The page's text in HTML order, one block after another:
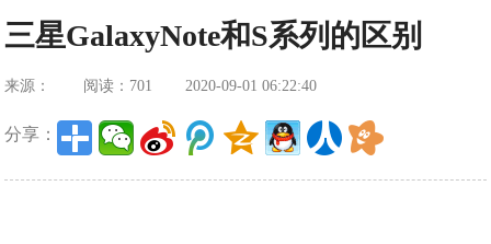
三星GalaxyNote和S系列的区别
来源： 阅读：701 2020-09-01 06:22:40
分享：